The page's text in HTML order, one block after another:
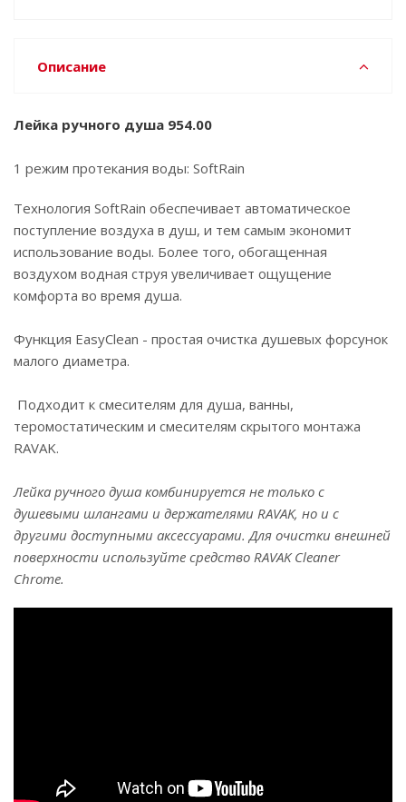
Описание
Лейка ручного душа 954.00
1 режим протекания воды: SoftRain
Технология SoftRain обеспечивает автоматическое
поступление воздуха в душ, и тем самым экономит
использование воды. Более того, обогащенная
воздухом водная струя увеличивает ощущение
комфорта во время душа.
Функция EasyClean - простая очистка душевых форсунок
малого диаметра.
Подходит к смесителям для душа, ванны,
теромостатическим и смесителям скрытого монтажа
RAVAK.
Лейка ручного душа комбинируется не только с
душевыми шлангами и держателями RAVAK, но и с
другими доступными аксессуарами. Для очистки внешней
поверхности используйте средство RAVAK Cleaner
Chrome.